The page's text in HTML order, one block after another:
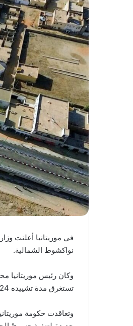
في موريتانيا أعلنت
نواكشوط الشمالية.
تستغرق مدة تشييده 24 شهرا.